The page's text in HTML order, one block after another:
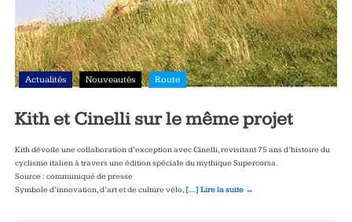
Actualités Nouveautés Route
Kith et Cinelli sur le même projet
Kith dévoile une collaboration d’exception avec Cinelli, revisitant 75 ans d’histoire du
cyclisme italien à travers une édition spéciale du mythique Supercorsa.
Source : communiqué de presse
Symbole d’innovation, d’art et de culture vélo, […] Lire la suite →